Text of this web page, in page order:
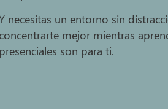
necesitas un entorno sin
concentrarte mejor mientras
presenciales son para ti.